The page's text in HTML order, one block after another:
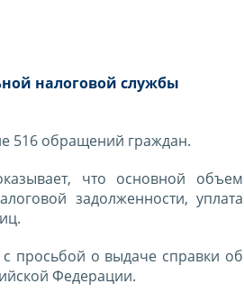
налоговой службы
516 обращений граждан.
что основной объем
задолженности, уплата
просьбой о выдаче справки об
Федерации.